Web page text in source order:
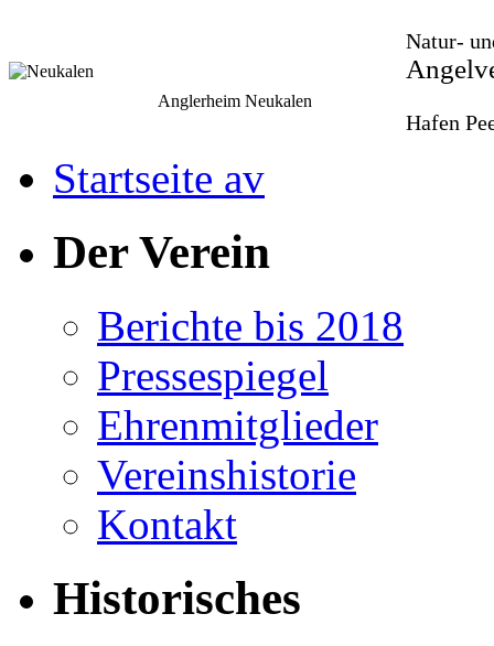
Anglerheim Neukalen
Natur-
Hafen
Startseite av
Der Verein
Berichte bis 2018
Pressespiegel
Ehrenmitglieder
Vereinshistorie
Kontakt
Historisches